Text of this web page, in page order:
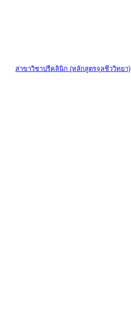
สาขาวิชาปรีคลินิก (หลักสูตรจุลชีววิทยา)